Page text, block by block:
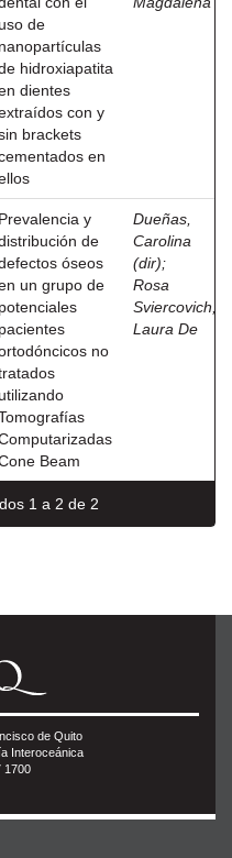
uso de
nanopartículas
hidroxiapatita
dientes
con y
brackets
en
Prevalencia y
de
óseos
un grupo de
potenciales
pacientes
no
utilizando
Beam
Dueñas,
Carolina
(dir);
Rosa
Sviercovich,
Laura De
1 a 2 de 2
de Quito
Interoceánica
1700